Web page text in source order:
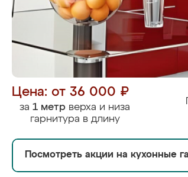
Цена: от 36 000 ₽
за 1 метр верха и низа
гарнитура в длину
Посмотреть акции на кухонные